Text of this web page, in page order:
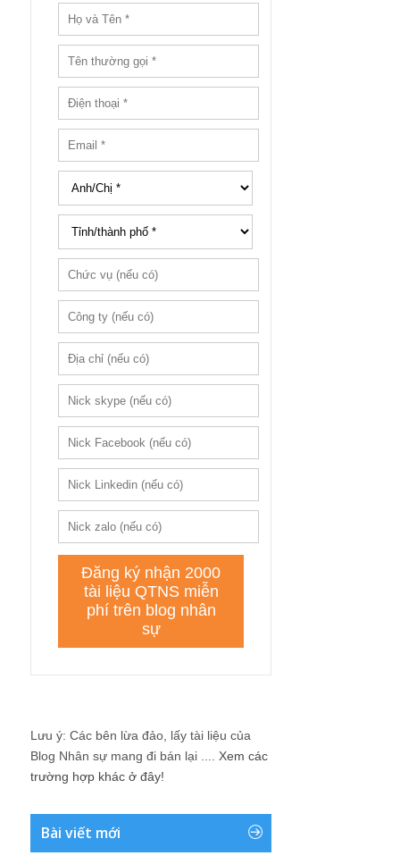
Lưu ý: Các bên lừa đảo, lấy tài liệu của
Blog Nhân sự mang đi bán lại .... Xem các
trường hợp khác ở đây!
Bài viết mới